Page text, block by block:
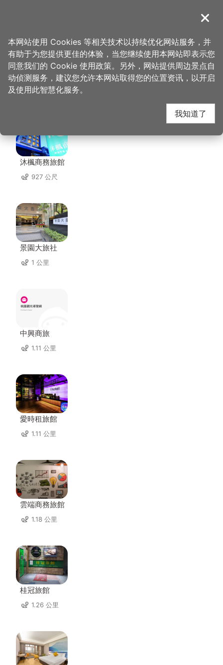
導覽
首页 > 想去的地方 > 美食、购物 > 福叄锅物
福叄锅物 周边住宿
沐楓商務旅館
927 公尺
景園大旅社
1 公里
中興商旅
1.11 公里
愛時租旅館
1.11 公里
雲端商務旅館
1.18 公里
桂冠旅館
1.26 公里
关闭
本网站使用 Cookies 等相关技术以持续优化网站服务，并
有助于为您提供更佳的体验，当您继续使用本网站即表示您
同意我们的 Cookie 使用政策。另外，网站提供周边景点自
动侦测服务，建议您允许本网站取得您的位置资讯，以开启
及使用此智慧化服务。
我知道了